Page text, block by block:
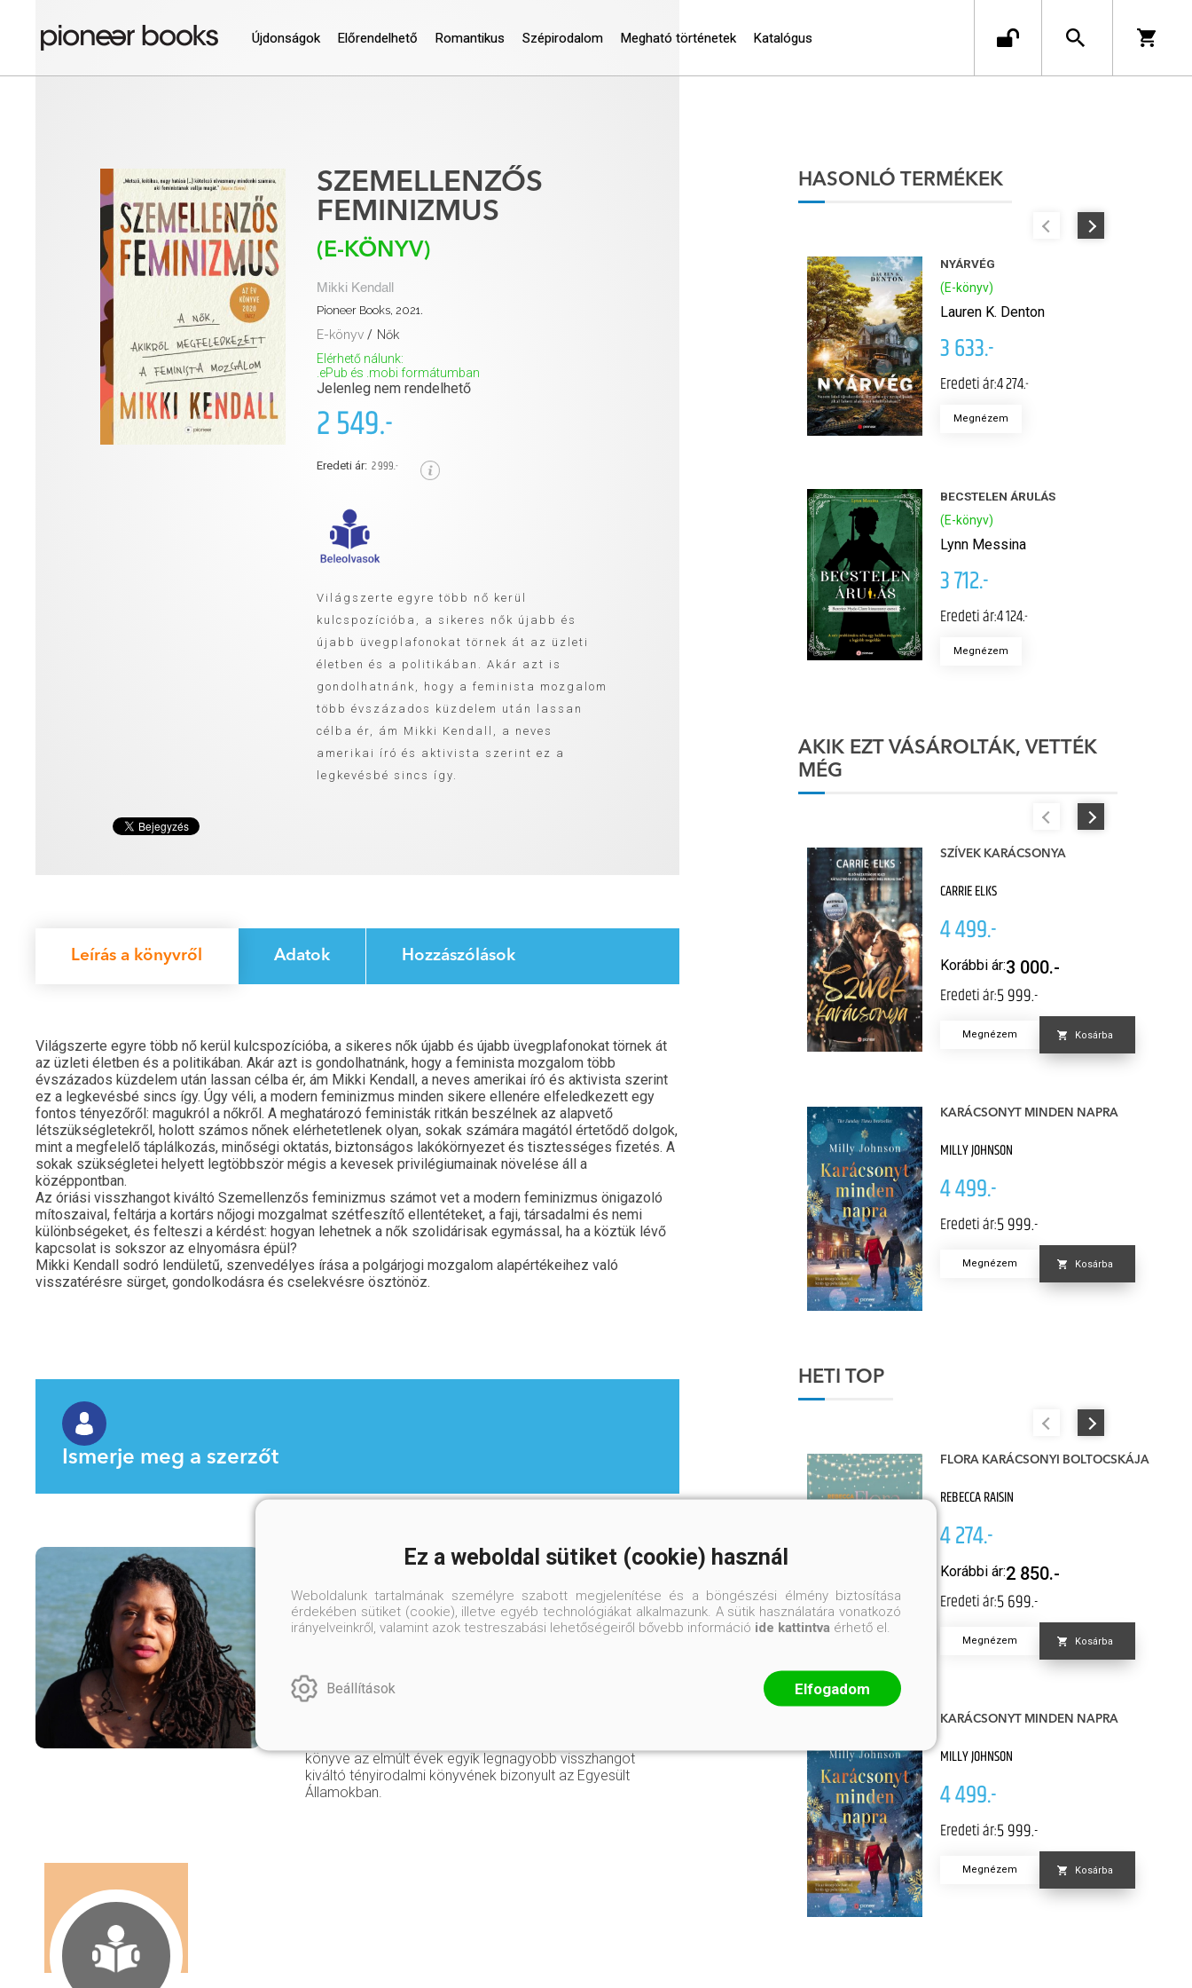
Újdonságok Előrendelhető Romantikus Szépirodalom Megható történetek Katalógus
SZEMELLENZŐS
FEMINIZMUS
(E-KÖNYV)
Mikki Kendall
Pioneer Books, 2021.
E-könyv / Nők
Elérhető nálunk:
.ePub és .mobi formátumban
Jelenleg nem rendelhető
2 549.-
Eredeti ár: 2 999.-
Világszerte egyre több nő kerül
kulcspozícióba, a sikeres nők újabb és
újabb üvegplafonokat törnek át az üzleti
életben és a politikában. Akár azt is
gondolhatnánk, hogy a feminista mozgalom
több évszázados küzdelem után lassan
célba ér, ám Mikki Kendall, a neves
amerikai író és aktivista szerint ez a
legkevésbé sincs így.
Leírás a könyvről Adatok Hozzászólások
Világszerte egyre több nő kerül kulcspozícióba, a sikeres nők újabb és újabb üvegplafonokat törnek át
az üzleti életben és a politikában. Akár azt is gondolhatnánk, hogy a feminista mozgalom több
évszázados küzdelem után lassan célba ér, ám Mikki Kendall, a neves amerikai író és aktivista szerint
ez a legkevésbé sincs így. Úgy véli, a modern feminizmus minden sikere ellenére elfeledkezett egy
fontos tényezőről: magukról a nőkről. A meghatározó feministák ritkán beszélnek az alapvető
létszükségletekről, holott számos nőnek elérhetetlenek olyan, sokak számára magától értetődő dolgok,
mint a megfelelő táplálkozás, minőségi oktatás, biztonságos lakókörnyezet és tisztességes fizetés. A
sokak szükségletei helyett legtöbbször mégis a kevesek privilégiumainak növelése áll a
középpontban.
Az óriási visszhangot kiváltó Szemellenzős feminizmus számot vet a modern feminizmus önigazoló
mítoszaival, feltárja a kortárs nőjogi mozgalmat szétfeszítő ellentéteket, a faji, társadalmi és nemi
különbségeket, és felteszi a kérdést: hogyan lehetnek a nők szolidárisak egymással, ha a köztük lévő
kapcsolat is sokszor az elnyomásra épül?
Mikki Kendall sodró lendületű, szenvedélyes írása a polgárjogi mozgalom alapértékeihez való
visszatérésre sürget, gondolkodásra és cselekvésre ösztönöz.
Ismerje meg a szerzőt
MIKKI KENDALL
Az 1976-ban született Mikki Kendall Chicago egyik zűrös
környékén nőtt fel. Történelemből és kreatív írásból
diplomázott, majd az amerikai hadseregben szolgált,
foglalkozni. A faji és társadalmi egyenlőtlenségeket
középpontba állító esszéi és publicisztikái olyan
meghatározó orgánumokban jelennek meg, mint a The
könyve az elmúlt évek egyik legnagyobb visszhangot
kiváltó tényirodalmi könyvének bizonyult az Egyesült
Államokban.
HASONLÓ TERMÉKEK
NYÁRVÉG
(E-könyv)
Lauren K. Denton
3 633.-
Eredeti ár:4 274.-
Megnézem
BECSTELEN ÁRULÁS
(E-könyv)
Lynn Messina
3 712.-
Eredeti ár:4 124.-
Megnézem
AKIK EZT VÁSÁROLTÁK, VETTÉK
MÉG
SZÍVEK KARÁCSONYA
CARRIE ELKS
4 499.-
Korábbi ár:3 000.-
Eredeti ár:5 999.-
Megnézem Kosárba
KARÁCSONYT MINDEN NAPRA
MILLY JOHNSON
4 499.-
Eredeti ár:5 999.-
Megnézem Kosárba
HETI TOP
FLORA KARÁCSONYI BOLTOCSKÁJA
REBECCA RAISIN
4 274.-
Korábbi ár:2 850.-
Eredeti ár:5 699.-
Megnézem Kosárba
KARÁCSONYT MINDEN NAPRA
MILLY JOHNSON
4 499.-
Eredeti ár:5 999.-
Megnézem Kosárba
Ez a weboldal sütiket (cookie) használ
Weboldalunk tartalmának személyre szabott megjelenítése és a böngészési élmény biztosítása
érdekében sütiket (cookie), illetve egyéb technológiákat alkalmazunk. A sütik használatára vonatkozó
irányelveinkről, valamint azok testreszabási lehetőségeiről bővebb információ ide kattintva érhető el.
Beállítások Elfogadom